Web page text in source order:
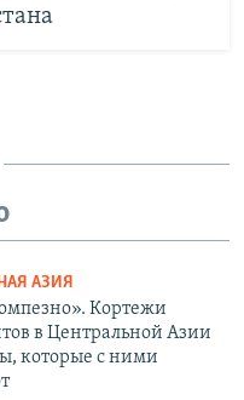
АЗИЯ
Кортежи
в Центральной Азии
которые с ними